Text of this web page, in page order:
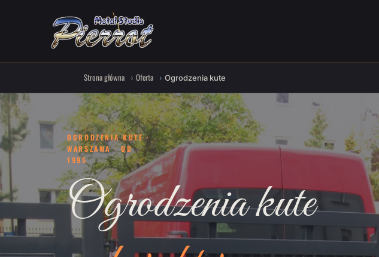
Strona główna Oferta Ogrodzenia kute
OGRODZENIA KUTE ·
WARSZAWA · OD
1995
Ogrodzenia kute